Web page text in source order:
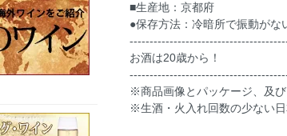
■生産地：京都府
●保存方法：冷暗所で振動がな
お酒は20歳から！
※商品画像とパッケージ、及
※生酒・火入れ回数の少ない